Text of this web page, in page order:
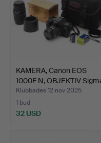
KAMERA, Canon EOS
1000F N, OBJEKTIV
…
Klubbades 12 nov 2025
1 bud
32 USD